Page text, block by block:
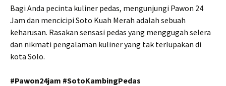
Bagi Anda pecinta kuliner pedas, mengunjungi Pawon 24
Jam dan mencicipi Soto Kuah Merah adalah sebuah
keharusan. Rasakan sensasi pedas yang menggugah selera
dan nikmati pengalaman kuliner yang tak terlupakan di
kota Solo.
#Pawon24jam #SotoKambingPedas